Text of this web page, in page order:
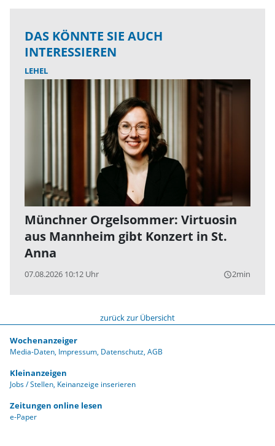
DAS KÖNNTE SIE AUCH
INTERESSIEREN
LEHEL
Münchner Orgelsommer: Virtuosin
aus Mannheim gibt Konzert in St.
Anna
07.08.2026 10:12 Uhr query_builder2min
zurück zur Übersicht
Wochenanzeiger
Media-Daten Impressum Datenschutz AGB
Kleinanzeigen
Jobs / Stellen Keinanzeige inserieren
Zeitungen online lesen
e-Paper